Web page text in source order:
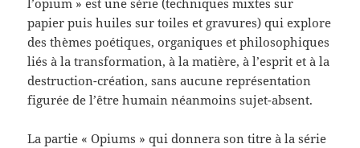
l’opium » est une série (techniques mixtes sur
papier puis huiles sur toiles et gravures) qui explore
des thèmes poétiques, organiques et philosophiques
liés à la transformation, à la matière, à l’esprit et à la
destruction-création, sans aucune représentation
figurée de l’être humain néanmoins sujet-absent.
La partie « Opiums » qui donnera son titre à la série